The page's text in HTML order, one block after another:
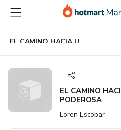
principal
página
de
página
EL CAMINO HACIA UNA MENTE PODEROSA
EL CAMINO
PODEROSA
Loren Escobar